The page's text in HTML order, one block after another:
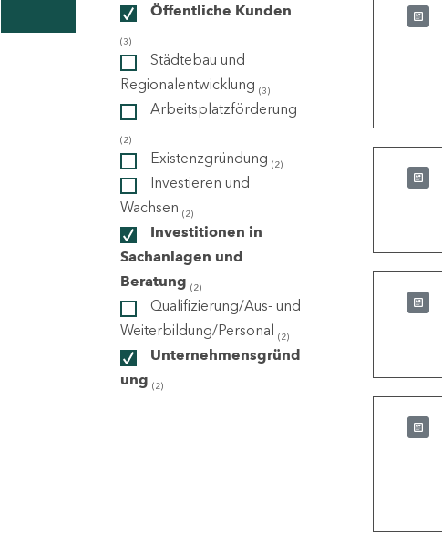
Öffentliche Kunden
(3)
Städtebau und
Regionalentwicklung (3)
Arbeitsplatzförderung
(2)
Existenzgründung (2)
Investieren und
Wachsen (2)
Investitionen in
Sachanlagen und
Beratung (2)
Qualifizierung/Aus- und
Weiterbildung/Personal (2)
Unternehmensgründ
ung (2)